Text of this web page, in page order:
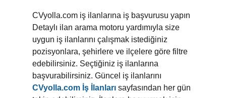
CVyolla.com iş ilanlarına iş başvurusu yapın
Detaylı ilan arama motoru yardımıyla size
uygun iş ilanlarını çalışmak istediğiniz
pozisyonlara, şehirlere ve ilçelere göre filtre
edebilirsiniz. Seçtiğiniz iş ilanlarına
başvurabilirsiniz. Güncel iş ilanlarını
CVyolla.com İş İlanları sayfasından her gün